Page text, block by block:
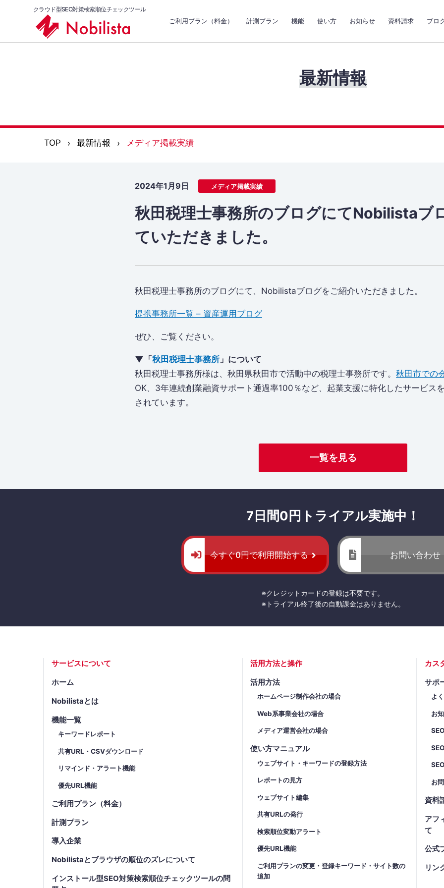
クラウド型SEO対策検索順位チェックツール
ご利用プラン（料金） 計測プラン 機能 使い方 お知らせ 資料請求 ブロ
最新情報
TOP 最新情報 メディア掲載実績
2024年1月9日 メディア掲載実績
秋田税理士事務所のブログにてNobilistaブ
ていただきました。
秋田税理士事務所のブログにて、Nobilistaブログをご紹介いただきました。
提携事務所一覧 – 資産運用ブログ
ぜひ、ご覧ください。
▼「 秋田税理士事務所​ 」について
秋田税理士事務所様は、秋田県秋田市で活動中の税理士事務所です。 秋田市での
OK、3年連続創業融資サポート通過率100％など、起業支援に特化したサービス
されています。
一覧を見る
7日間0円トライアル実施中！
今すぐ0円で利用開始する お問い合わせ
※クレジットカードの登録は不要です。
※トライアル終了後の自動課金はありません。
サービスについて
ホーム
Nobilistaとは
機能一覧
キーワードレポート
共有URL・CSVダウンロード
リマインド・アラート機能
優先URL機能
ご利用プラン（料金）
計測プラン
導入企業
Nobilistaとブラウザの順位のズレについて
インストール型SEO対策検索順位チェックツールの問
活用方法と操作
活用方法
ホームページ制作会社の場合
Web系事業会社の場合
メディア運営会社の場合
使い方マニュアル
ウェブサイト・キーワードの登録方法
レポートの見方
ウェブサイト編集
共有URLの発行
検索順位変動アラート
優先URL機能
ご利用プランの変更・登録キーワード・サイト数の
追加
カス
サポ
よ
お
お
資料
アフ
て
公式
リン